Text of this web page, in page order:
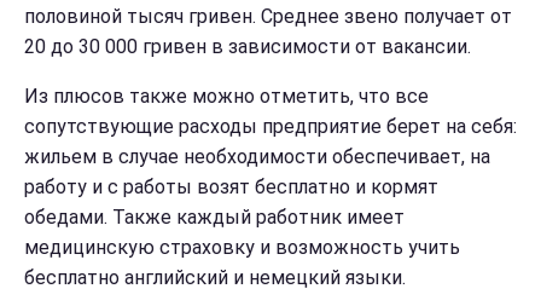
половиной тысяч гривен. Среднее звено получает от
20 до 30 000 гривен в зависимости от вакансии.
Из плюсов также можно отметить, что все
сопутствующие расходы предприятие берет на себя:
жильем в случае необходимости обеспечивает, на
работу и с работы возят бесплатно и кормят
обедами. Также каждый работник имеет
медицинскую страховку и возможность учить
бесплатно английский и немецкий языки.